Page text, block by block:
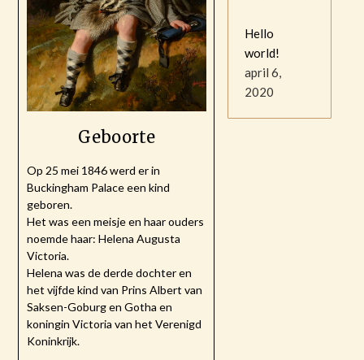
Geboorte
Op 25 mei 1846 werd er in
Buckingham Palace een kind
geboren.
Het was een meisje en haar ouders
noemde haar: Helena Augusta
Victoria.
Helena was de derde dochter en
het vijfde kind van Prins Albert van
Saksen-Goburg en Gotha en
koningin Victoria van het Verenigd
Koninkrijk.
Hello
world!
april 6,
2020